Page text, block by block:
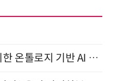
모든 업무 담당자(비개발자)를 위한 온톨로지 기반 AI 지식체계 설계 1-day 워크숍 8월 20일 개최